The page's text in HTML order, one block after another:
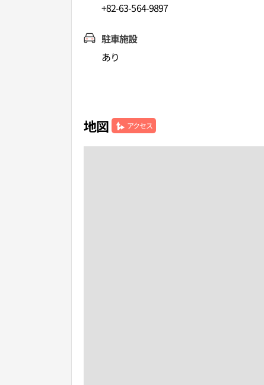
+82-63-564-9897
駐車施設
あり
地図 アクセス